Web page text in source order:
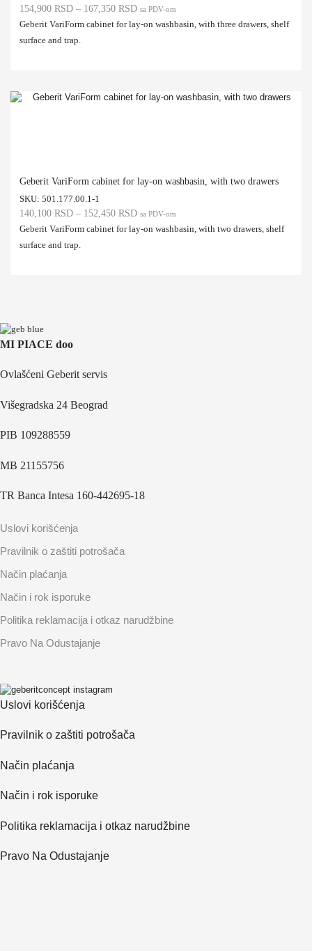
154,900 RSD – 167,350 RSD sa PDV-om
Geberit VariForm cabinet for lay-on washbasin, with three drawers, shelf
surface and trap.
Geberit VariForm cabinet for lay-on washbasin, with two drawers
SKU: 501.177.00.1-1
140,100 RSD – 152,450 RSD sa PDV-om
Geberit VariForm cabinet for lay-on washbasin, with two drawers, shelf
surface and trap.
MI PIACE doo
Ovlašćeni Geberit servis
Višegradska 24 Beograd
PIB 109288559
MB 21155756
TR Banca Intesa 160-442695-18
Uslovi korišćenja
Pravilnik o zaštiti potrošača
Način plaćanja
Način i rok isporuke
Politika reklamacija i otkaz narudžbine
Pravo Na Odustajanje
Uslovi korišćenja
Pravilnik o zaštiti potrošača
Način plaćanja
Način i rok isporuke
Politika reklamacija i otkaz narudžbine
Pravo Na Odustajanje